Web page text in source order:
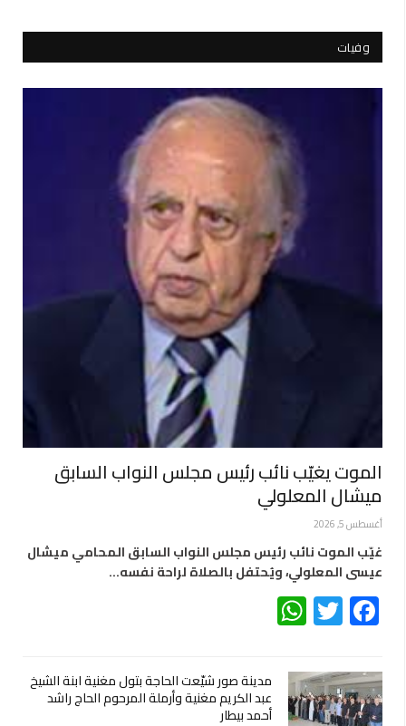
وفيات
الموت يغيّب نائب رئيس مجلس النواب السابق
ميشال المعلولي
أغسطس 5, 2026
غيّب الموت نائب رئيس مجلس النواب السابق المحامي ميشال
عيسى المعلولي، ويُحتفل بالصلاة لراحة نفسه…
Facebook
Twitter
مدينة صور شيّعت الحاجة بتول مغنية ابنة الشيخ
عبد الكريم مغنية وأرملة المرحوم الحاج راشد
أحمد بيطار